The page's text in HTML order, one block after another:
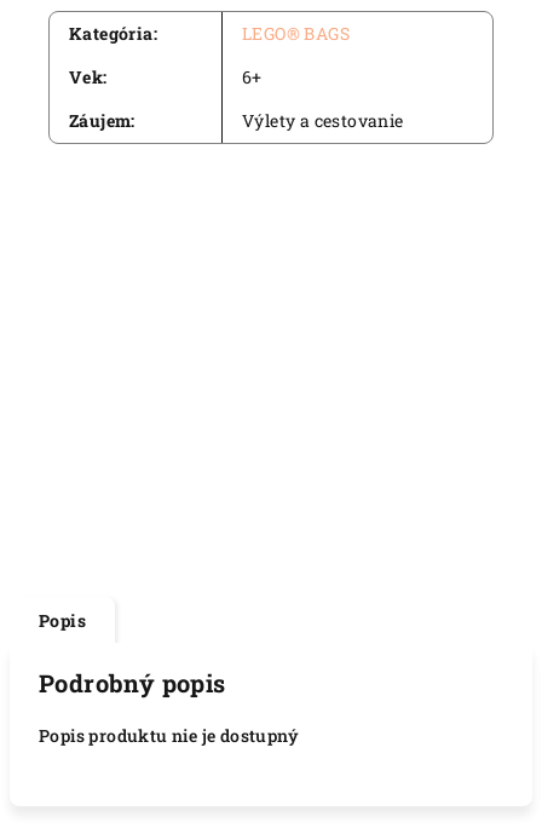
Kategória:
LEGO® BAGS
Vek:
6+
Záujem: Výlety a cestovanie
Popis
Podrobný popis
Popis produktu nie je dostupný